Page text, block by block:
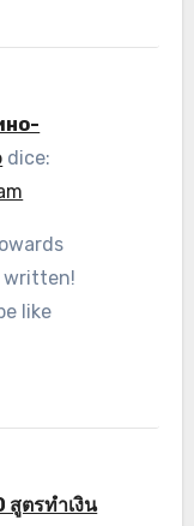
dice:
written!
like
สูตรทำเงิน